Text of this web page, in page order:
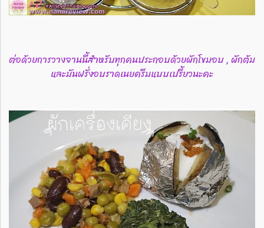
ต่อด้วยการวางจานนี้สำหรับทุกคนประกอบด้วยผักโขมอบ , ผักต้ม
และมันฝรั่งอบราดเนยครีมแบบเปรี้ยวนะคะ